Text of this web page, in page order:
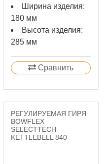
Ширина изделия:
180 мм
Высота изделия:
285 мм
Сравнить
РЕГУЛИРУЕМАЯ ГИРЯ
BOWFLEX
SELECTTECH
KETTLEBELL 840